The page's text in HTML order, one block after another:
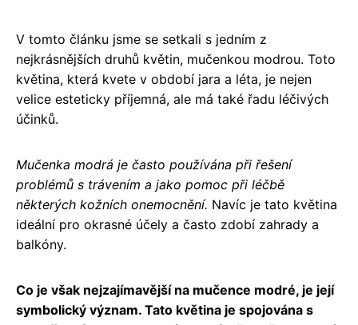
V tomto článku jsme se setkali s jedním z
nejkrásnějších druhů květin, mučenkou modrou. Toto
květina, která kvete v období jara a léta, je nejen
velice esteticky příjemná, ale má také řadu léčivých
účinků.
Mučenka modrá je často používána při řešení
problémů s trávením a jako pomoc při léčbě
některých kožních onemocnění. Navíc je tato květina
ideální pro okrasné účely a často zdobí zahrady a
balkóny.
Co je však nejzajímavější na mučence modré, je její
symbolický význam. Tato květina je spojována s